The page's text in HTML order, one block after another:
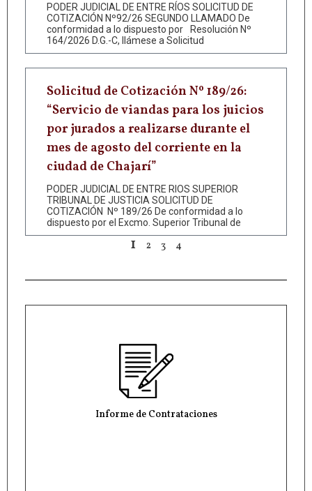
PODER JUDICIAL DE ENTRE RÍOS SOLICITUD DE
COTIZACIÓN Nº92/26 SEGUNDO LLAMADO De
conformidad a lo dispuesto por Resolución Nº
164/2026 D.G.-C, llámese a Solicitud
Solicitud de Cotización Nº 189/26:
“Servicio de viandas para los juicios
por jurados a realizarse durante el
mes de agosto del corriente en la
ciudad de Chajarí”
PODER JUDICIAL DE ENTRE RIOS SUPERIOR
TRIBUNAL DE JUSTICIA SOLICITUD DE
COTIZACIÓN Nº 189/26 De conformidad a lo
dispuesto por el Excmo. Superior Tribunal de
1 2 3 4
Informe de Contrataciones